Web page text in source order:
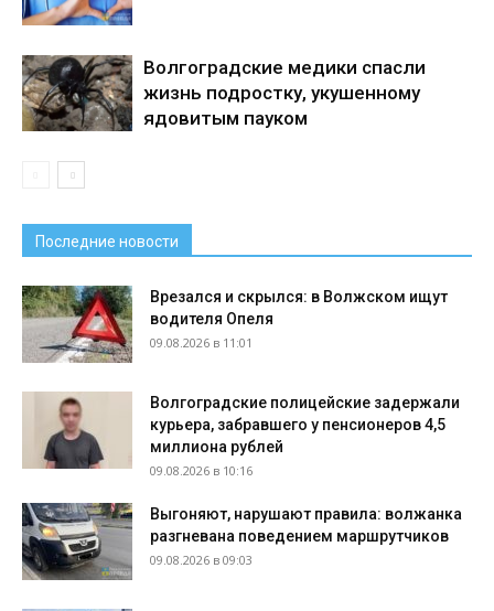
Волгоградские медики спасли
жизнь подростку, укушенному
ядовитым пауком
Последние новости
Врезался и скрылся: в Волжском ищут
водителя Опеля
09.08.2026 в 11:01
Волгоградские полицейские задержали
курьера, забравшего у пенсионеров 4,5
миллиона рублей
09.08.2026 в 10:16
Выгоняют, нарушают правила: волжанка
разгневана поведением маршрутчиков
09.08.2026 в 09:03